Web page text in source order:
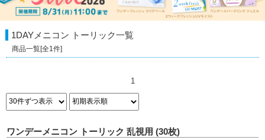
1DAYメニコン トーリック一覧
商品一覧[全1 件]
1
ワンデーメニコン トーリック 乱視用 (30枚)